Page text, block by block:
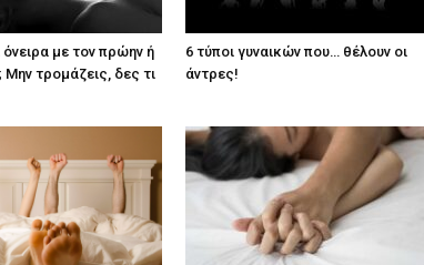
με τον πρώην ή
Μην τρομάζεις, δες τι
6 τύποι γυναικών που… θέλουν οι
άντρες!